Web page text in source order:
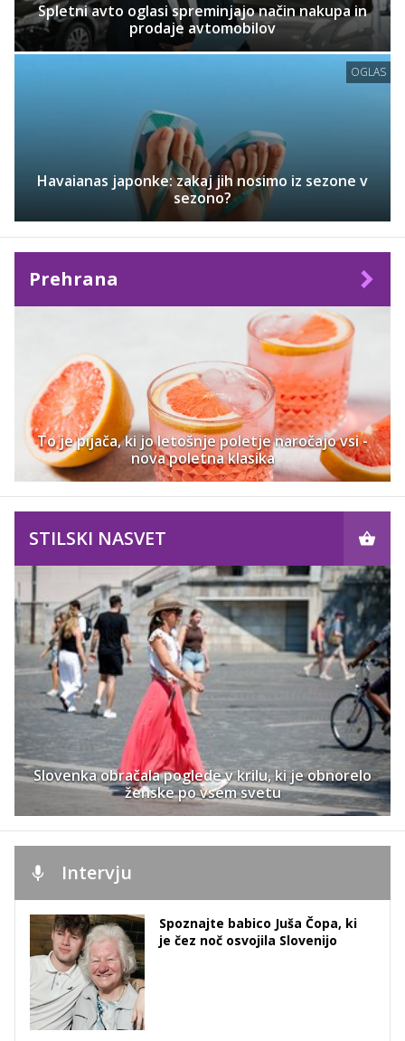
Spletni avto oglasi spreminjajo način nakupa in
prodaje avtomobilov
OGLAS
Havaianas japonke: zakaj jih nosimo iz sezone v
sezono?
Prehrana
To je pijača, ki jo letošnje poletje naročajo vsi -
nova poletna klasika
STILSKI NASVET
Slovenka obračala poglede v krilu, ki je obnorelo
ženske po vsem svetu
Intervju
Spoznajte babico Juša Čopa, ki
je čez noč osvojila Slovenijo